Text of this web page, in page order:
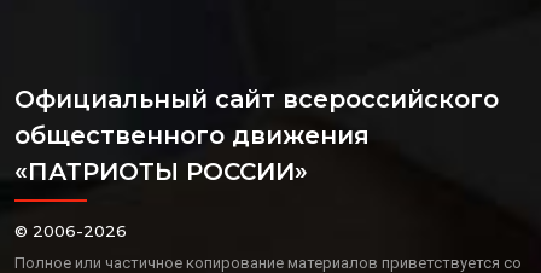
Официальный сайт всероссийского
общественного движения
«ПАТРИОТЫ РОССИИ»
© 2006-2026
Полное или частичное копирование материалов приветствуется со